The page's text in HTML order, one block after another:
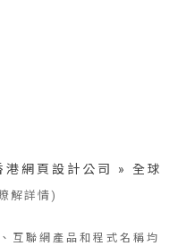
網頁設計公司 » 全球
解詳情)
互聯網產品和程式名稱均